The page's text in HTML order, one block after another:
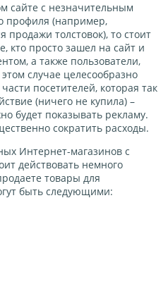
сайте с незначительным
профиля (например,
продажи толстовок), то стоит
кто просто зашел на сайт и
а также пользователи,
случае целесообразно
посетителей, которая так
(ничего не купила) –
будет показывать рекламу.
сократить расходы.
Интернет-магазинов с
действовать немного
товары для
быть следующими: